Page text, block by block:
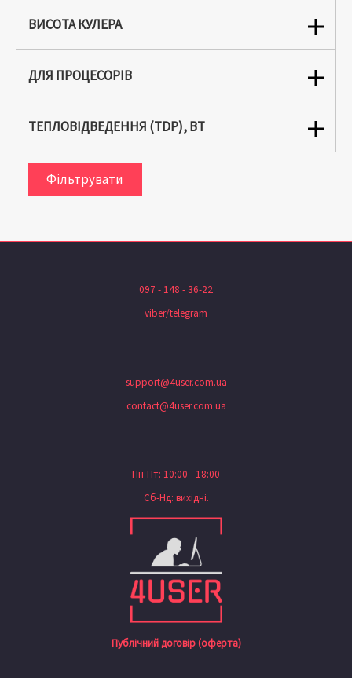
ВИСОТА КУЛЕРА
ДЛЯ ПРОЦЕСОРІВ
ТЕПЛОВІДВЕДЕННЯ (TDP), ВТ
Фільтрувати
097 - 148 - 36-22
viber/telegram
support@4user.com.ua
contact@4user.com.ua
Пн-Пт: 10:00 - 18:00
Сб-Нд: вихідні.
Публічний договір (оферта)